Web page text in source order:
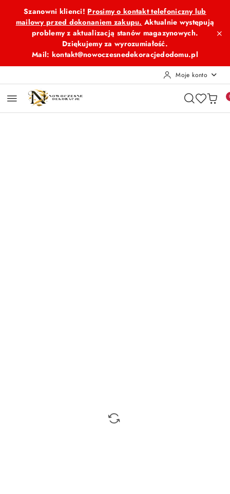
Przejdź do treści głównej
Przejdź do wyszukiwarki
Przejdź do moje konto
Przejdź do menu głównego
Przejdź do opisu produktu
Przejdź do stopki
Szanowni klienci! Prosimy o kontakt telefoniczny lub
mailowy przed dokonaniem zakupu. Aktualnie występują
problemy z aktualizacją stanów magazynowych.
Dziękujemy za wyrozumiałość.
Mail: kontakt@nowoczesnedekoracjedodomu.pl
Moje konto